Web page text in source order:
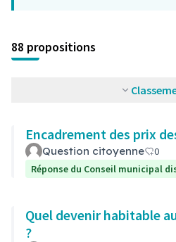
88 propositions
Encadrement des prix
Question citoyenne
0
Réponse du Conseil municipal
Quel devenir habitable
?